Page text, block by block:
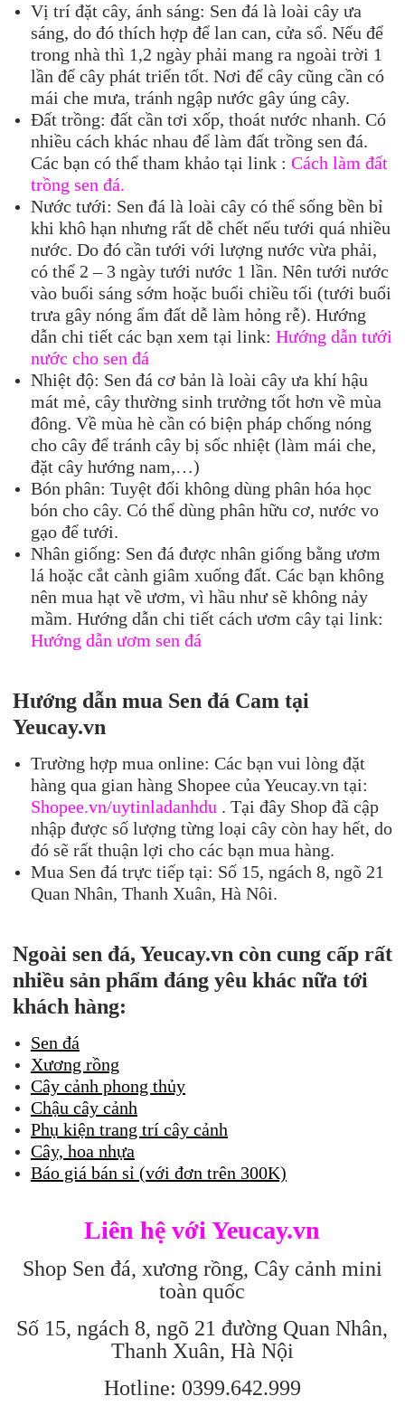
Vị trí đặt cây, ánh sáng: Sen đá là loài cây ưa
sáng, do đó thích hợp để lan can, cửa sổ. Nếu để
trong nhà thì 1,2 ngày phải mang ra ngoài trời 1
lần để cây phát triển tốt. Nơi để cây cũng cần có
mái che mưa, tránh ngập nước gây úng cây.
Đất trồng: đất cần tơi xốp, thoát nước nhanh. Có
nhiều cách khác nhau để làm đất trồng sen đá.
Các bạn có thể tham khảo tại link : Cách làm đất
trồng sen đá.
Nước tưới: Sen đá là loài cây có thể sống bền bỉ
khi khô hạn nhưng rất dễ chết nếu tưới quá nhiều
nước. Do đó cần tưới với lượng nước vừa phải,
có thể 2 – 3 ngày tưới nước 1 lần. Nên tưới nước
vào buổi sáng sớm hoặc buổi chiều tối (tưới buổi
trưa gây nóng ẩm đất dễ làm hỏng rễ). Hướng
dẫn chi tiết các bạn xem tại link: Hướng dẫn tưới
nước cho sen đá
Nhiệt độ: Sen đá cơ bản là loài cây ưa khí hậu
mát mẻ, cây thường sinh trưởng tốt hơn về mùa
đông. Về mùa hè cần có biện pháp chống nóng
cho cây để tránh cây bị sốc nhiệt (làm mái che,
đặt cây hướng nam,…)
Bón phân: Tuyệt đối không dùng phân hóa học
bón cho cây. Có thể dùng phân hữu cơ, nước vo
gạo để tưới.
Nhân giống: Sen đá được nhân giống bằng ươm
lá hoặc cắt cành giâm xuống đất. Các bạn không
nên mua hạt về ươm, vì hầu như sẽ không nảy
mầm. Hướng dẫn chi tiết cách ươm cây tại link:
Hướng dẫn ươm sen đá
Hướng dẫn mua Senđá Camtại
Yeucay.vn
Trường hợp mua online: Các bạn vui lòng đặt
hàng qua gian hàng Shopee của Yeucay.vn tại:
Shopee.vn/uytinladanhdu . Tại đây Shop đã cập
nhập được số lượng từng loại cây còn hay hết, do
đó sẽ rất thuận lợi cho các bạn mua hàng.
Mua Sen đá trực tiếp tại: Số 15, ngách 8, ngõ 21
Quan Nhân, Thanh Xuân, Hà Nôi.
Ngoài sen đá, Yeucay.vn còn cung cấp rất
nhiều sản phẩm đáng yêu khác nữa tới
khách hàng:
Sen đá
Xương rồng
Cây cảnh phong thủy
Chậu cây cảnh
Phụ kiện trang trí cây cảnh
Cây, hoa nhựa
Báo giá bán sỉ (với đơn trên 300K)
Liên hệ với Yeucay.vn
Shop Sen đá, xương rồng, Cây cảnh mini
toàn quốc
Số 15, ngách 8, ngõ 21 đường Quan Nhân,
Thanh Xuân, Hà Nội
Hotline: 0399.642.999